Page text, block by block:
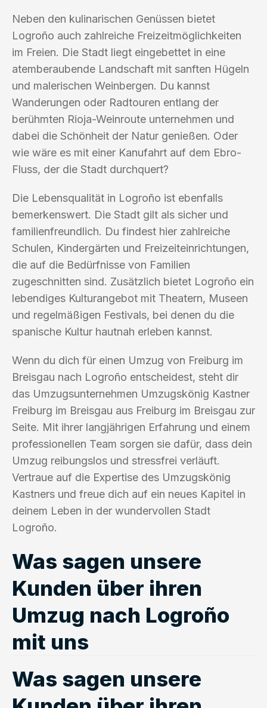
Neben den kulinarischen Genüssen bietet
Logroño auch zahlreiche Freizeitmöglichkeiten
im Freien. Die Stadt liegt eingebettet in eine
atemberaubende Landschaft mit sanften Hügeln
und malerischen Weinbergen. Du kannst
Wanderungen oder Radtouren entlang der
berühmten Rioja-Weinroute unternehmen und
dabei die Schönheit der Natur genießen. Oder
wie wäre es mit einer Kanufahrt auf dem Ebro-
Fluss, der die Stadt durchquert?
Die Lebensqualität in Logroño ist ebenfalls
bemerkenswert. Die Stadt gilt als sicher und
familienfreundlich. Du findest hier zahlreiche
Schulen, Kindergärten und Freizeiteinrichtungen,
die auf die Bedürfnisse von Familien
zugeschnitten sind. Zusätzlich bietet Logroño ein
lebendiges Kulturangebot mit Theatern, Museen
und regelmäßigen Festivals, bei denen du die
spanische Kultur hautnah erleben kannst.
Wenn du dich für einen Umzug von Freiburg im
Breisgau nach Logroño entscheidest, steht dir
das Umzugsunternehmen Umzugskönig Kastner
Freiburg im Breisgau aus Freiburg im Breisgau zur
Seite. Mit ihrer langjährigen Erfahrung und einem
professionellen Team sorgen sie dafür, dass dein
Umzug reibungslos und stressfrei verläuft.
Vertraue auf die Expertise des Umzugskönig
Kastners und freue dich auf ein neues Kapitel in
deinem Leben in der wundervollen Stadt
Logroño.
Was sagen unsere
Kunden über ihren
Umzug nach Logroño
mit uns
Was sagen unsere